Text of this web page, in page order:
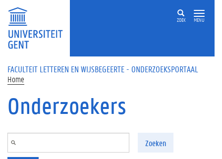
Overslaan en naar de inhoud gaan
ZOEK MENU
FACULTEIT LETTEREN EN WIJSBEGEERTE - ONDERZOEKSPORTAAL
Home
Onderzoekers
Zoeken